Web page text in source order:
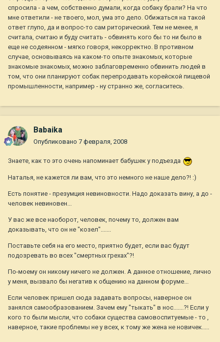
спросила - а чем, собственно думали, когда собаку брали? На что
мне ответили - не твоего, мол, ума это дело. Обижаться на такой
ответ глупо, да и вопрос-то сам риторический. Тем не менее, я
считала, считаю и буду считать - обвинять кого бы то ни было в
еще не содеянном - мягко говоря, некорректно. В противном
случае, основываясь на каком-то опыте знакомых, которые
знакомые знакомых, можно заблаговременно обвинить людей в
том, что они планируют собак перепродавать корейской пищевой
промышленности, например - ну странно же, согласитесь.
Babaika
Опубликовано 7 февраля, 2008
Знаете, как то это очень напоминает бабушек у подъезда
Наталья, не кажется ли вам, что это немного не наше дело?! :)
Есть понятие - презумция невиновности. Надо доказать вину, а до -
человек невиновен...
У вас же все наоборот, человек, почему то, должен вам
доказывать, что он не "козел".......
Поставьте себя на его место, приятно будет, если вас будут
подозревать во всех "смертных грехах"?!
По-моему он никому ничего не должен. А данное отношение, лично
у меня, вызвало бы негатив к общению на данном форуме...
Если человек пришел сюда задавать вопросы, наверное он
занялся самообразованием. Зачем ему "тыкать" в нос.......?! Если у
кого то были мысли, что собаки существа самовоспитуемые - то ,
наверное, такие проблемы не у всех, к тому же жена не новичек.....